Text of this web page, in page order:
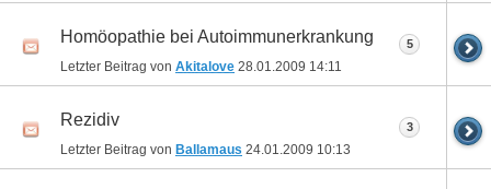
Homöopathie bei Autoimmunerkrankung
Letzter Beitrag von Akitalove 28.01.2009 14:11
5
Rezidiv
Letzter Beitrag von Ballamaus 24.01.2009 10:13
3